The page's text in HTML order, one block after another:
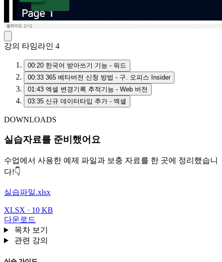
강의 타임라인 4
00:20 한국어 받아쓰기 기능 - 워드
00:33 365 베타버전 신청 방법 - 구. 오피스 Insider
01:43 엑셀 변경기록 추적기능 - Web 버전
03:35 신규 데이터타입 추가 - 엑셀
DOWNLOADS
실습자료를 준비했어요
수업에서 사용한 예제 파일과 보충 자료를 한 곳에 정리했습니
다!👇
실습파일.xlsx
XLSX · 10 KB
다운로드
목차 보기
관련 강의